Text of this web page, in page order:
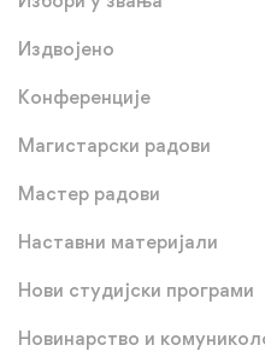
Издвојено
Конференције
Магистарски радови
Мастер радови
Наставни материјали
Нови студијски програми
Новинарство и